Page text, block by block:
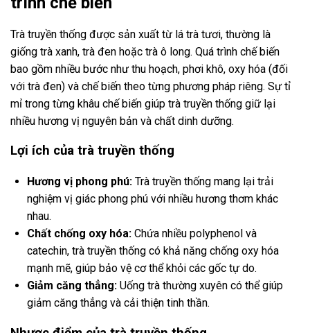
Trà truyền thống được sản xuất từ lá trà tươi, thường là
giống trà xanh, trà đen hoặc trà ô long. Quá trình chế biến
bao gồm nhiều bước như thu hoạch, phơi khô, oxy hóa (đối
với trà đen) và chế biến theo từng phương pháp riêng. Sự tỉ
mỉ trong từng khâu chế biến giúp trà truyền thống giữ lại
nhiều hương vị nguyên bản và chất dinh dưỡng.
Lợi ích của trà truyền thống
Hương vị phong phú: Trà truyền thống mang lại trải
nghiệm vị giác phong phú với nhiều hương thơm khác
nhau.
Chất chống oxy hóa: Chứa nhiều polyphenol và
catechin, trà truyền thống có khả năng chống oxy hóa
mạnh mẽ, giúp bảo vệ cơ thể khỏi các gốc tự do.
Giảm căng thẳng: Uống trà thường xuyên có thể giúp
giảm căng thẳng và cải thiện tinh thần.